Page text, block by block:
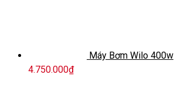
Máy Bơm Wilo 400w
4.750.000₫